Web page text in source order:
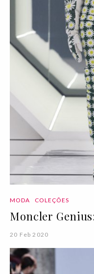
MODA COLEÇÕES
Moncler
20 Feb 2020